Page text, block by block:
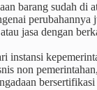
barang sudah di
perubahannya
jasa dengan
instansi
non
bersertifikasi